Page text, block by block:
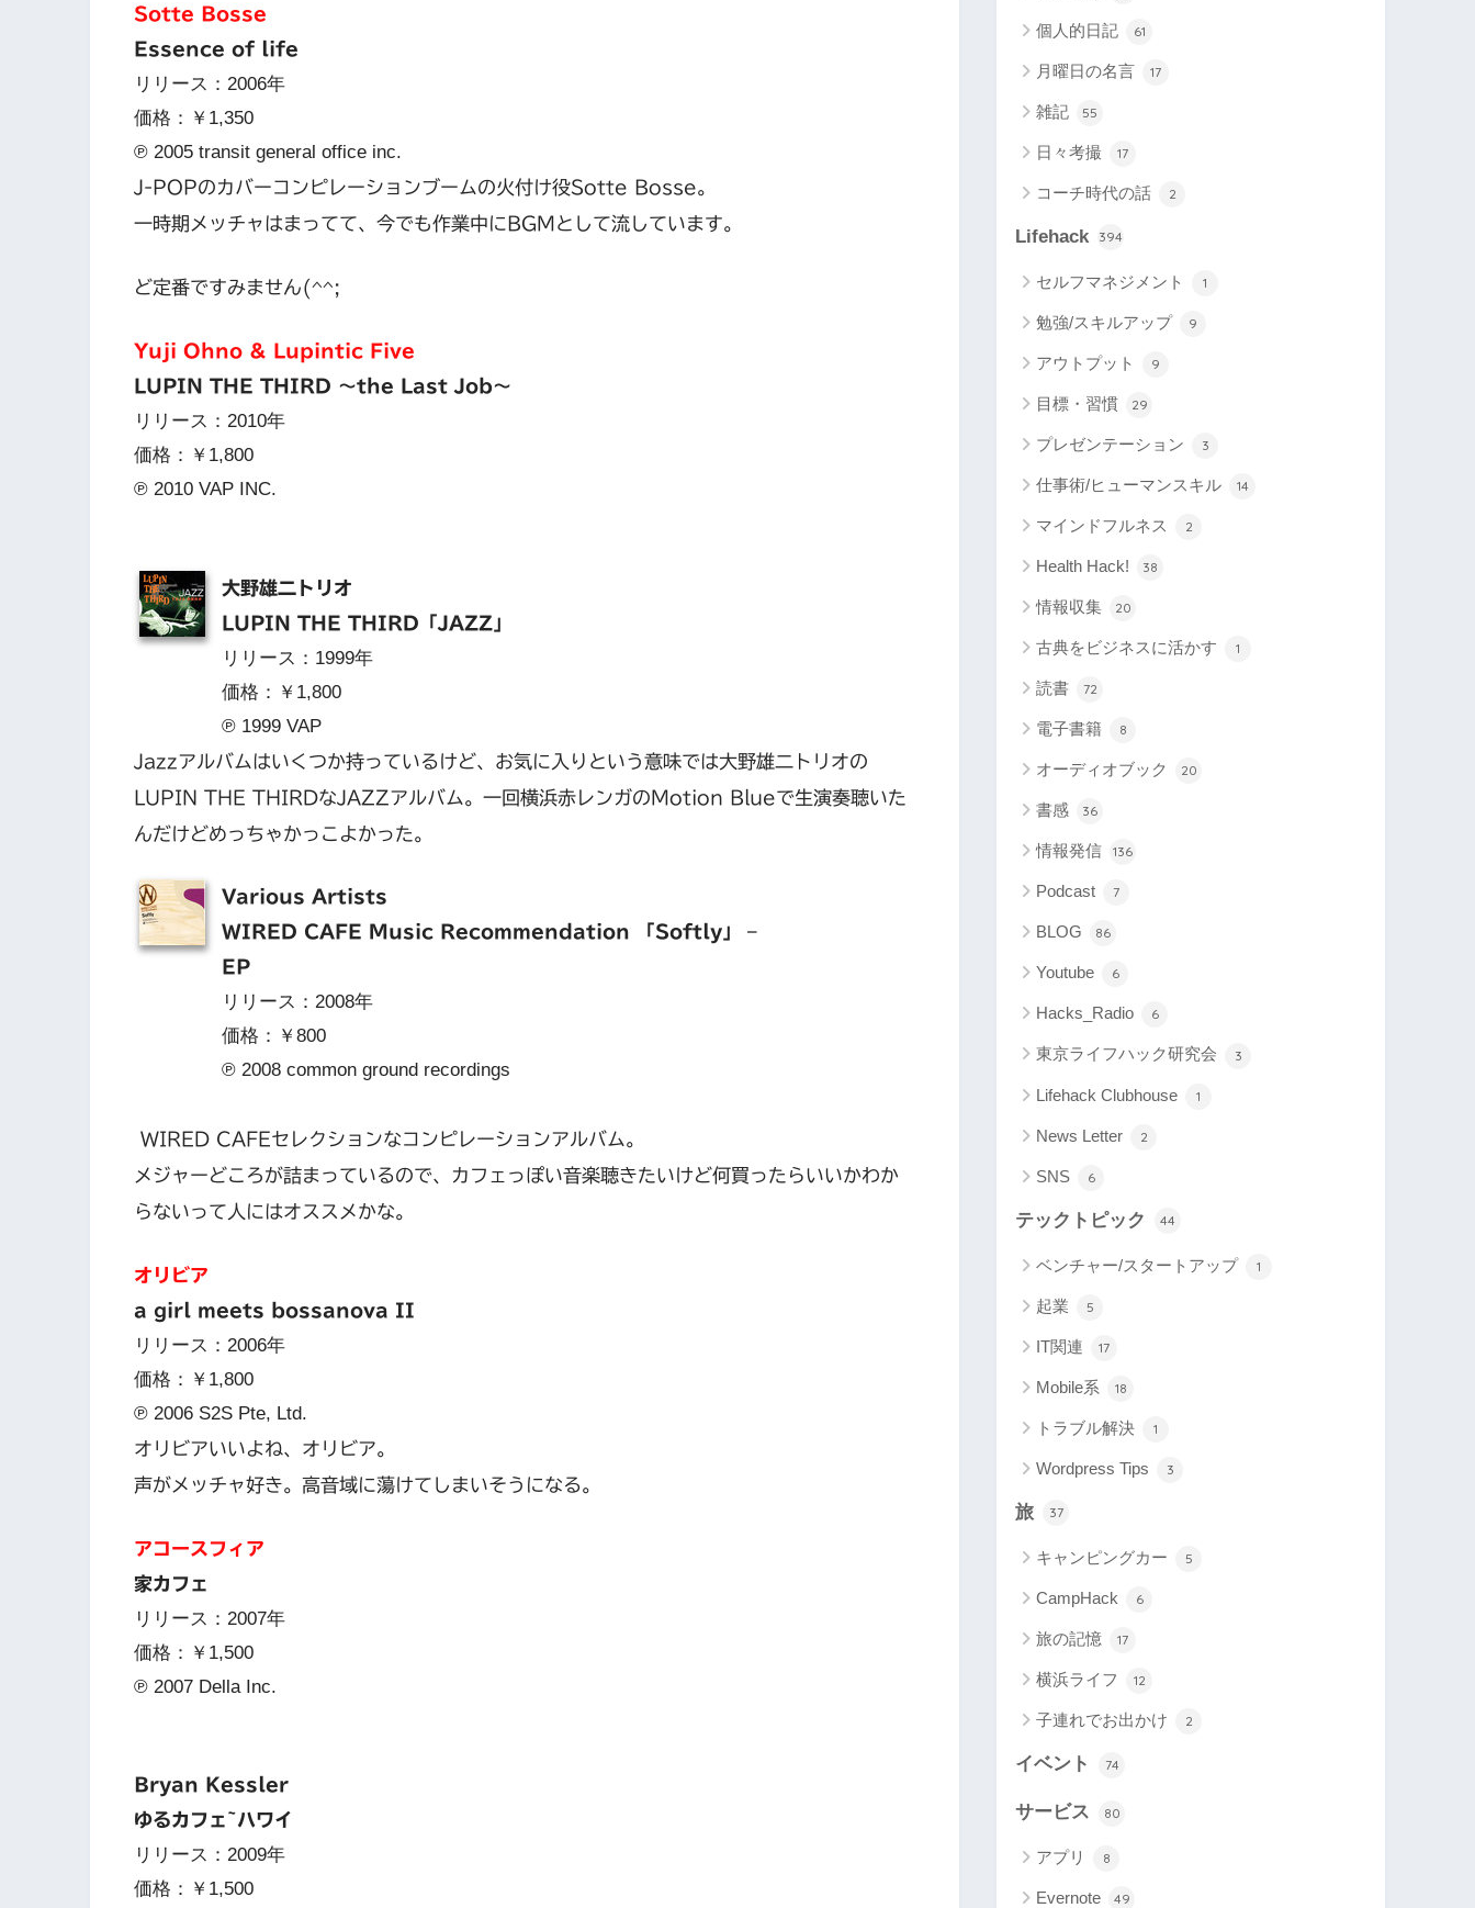
Sotte Bosse
Essence of life
リリース：2006年
価格：￥1,350
℗ 2005 transit general office inc.
J-POPのカバーコンピレーションブームの火付け役Sotte Bosse。
一時期メッチャはまってて、今でも作業中にBGMとして流しています。
ど定番ですみません(^^;
Yuji Ohno & Lupintic Five
LUPIN THE THIRD 〜the Last Job〜
リリース：2010年
価格：￥1,800
℗ 2010 VAP INC.
大野雄二トリオ
LUPIN THE THIRD「JAZZ」
リリース：1999年
価格：￥1,800
℗ 1999 VAP
Jazzアルバムはいくつか持っているけど、お気に入りという意味では大野雄二トリオの
LUPIN THE THIRDなJAZZアルバム。一回横浜赤レンガのMotion Blueで生演奏聴いた
んだけどめっちゃかっこよかった。
Various Artists
WIRED CAFE Music Recommendation 「Softly」 –
EP
リリース：2008年
価格：￥800
℗ 2008 common ground recordings
WIRED CAFEセレクションなコンピレーションアルバム。
メジャーどころが詰まっているので、カフェっぽい音楽聴きたいけど何買ったらいいかわか
らないって人にはオススメかな。
オリビア
a girl meets bossanova II
リリース：2006年
価格：￥1,800
℗ 2006 S2S Pte, Ltd.
オリビアいいよね、オリビア。
声がメッチャ好き。高音域に蕩けてしまいそうになる。
アコースフィア
家カフェ
リリース：2007年
価格：￥1,500
℗ 2007 Della Inc.
Bryan Kessler
ゆるカフェ~ハワイ
リリース：2009年
価格：￥1,500
個人的日記 61
月曜日の名言 17
雑記 55
日々考撮 17
コーチ時代の話 2
Lifehack 394
セルフマネジメント 1
勉強/スキルアップ 9
アウトプット 9
目標・習慣 29
プレゼンテーション 3
仕事術/ヒューマンスキル 14
マインドフルネス 2
Health Hack! 38
情報収集 20
古典をビジネスに活かす 1
読書 72
電子書籍 8
オーディオブック 20
書感 36
情報発信 136
Podcast 7
BLOG 86
Youtube 6
Hacks_Radio 6
東京ライフハック研究会 3
Lifehack Clubhouse 1
News Letter 2
SNS 6
テックトピック 44
ベンチャー/スタートアップ 1
起業 5
IT関連 17
Mobile系 18
トラブル解決 1
Wordpress Tips 3
旅 37
キャンピングカー 5
CampHack 6
旅の記憶 17
横浜ライフ 12
子連れでお出かけ 2
イベント 74
サービス 80
アプリ 8
Evernote 49